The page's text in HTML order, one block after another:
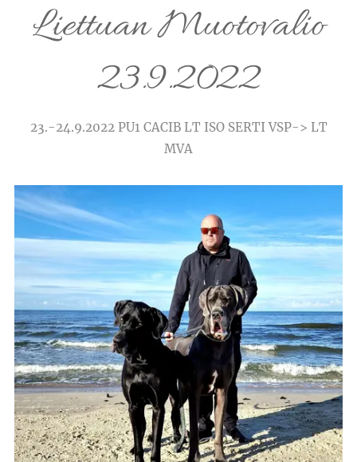
Liettuan Muotovalio
23.9.2022
23.-24.9.2022 PU1 CACIB LT ISO SERTI VSP-> LT
MVA